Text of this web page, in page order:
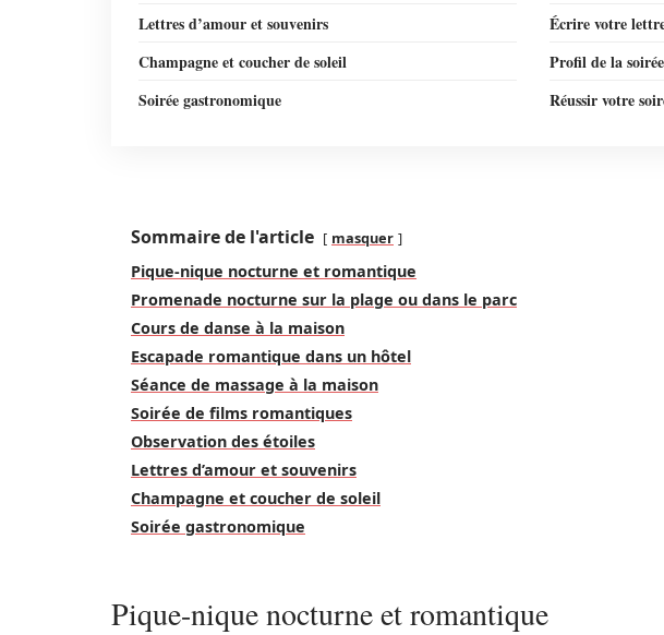
Lettres d’amour et souvenirs
Écrire votre
Champagne et coucher de soleil
Profil de la soirée
Soirée gastronomique
Réussir votre
Sommaire de l'article masquer
Pique-nique nocturne et romantique
Promenade nocturne sur la plage ou dans le parc
Cours de danse à la maison
Escapade romantique dans un hôtel
Séance de massage à la maison
Soirée de films romantiques
Observation des étoiles
Lettres d’amour et souvenirs
Champagne et coucher de soleil
Soirée gastronomique
Pique-nique nocturne et romantique